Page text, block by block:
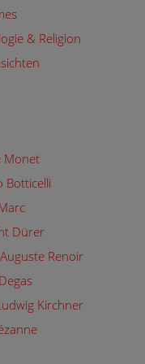
& Religion
Monet
Botticelli
Dürer
Renoir
Kirchner